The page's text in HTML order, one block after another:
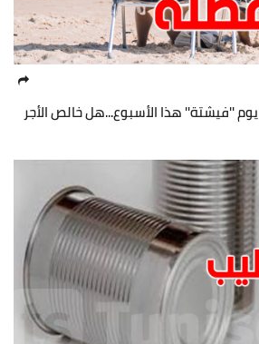
''فيشتة'' هذا الأسبوع...هل خالص الأجر